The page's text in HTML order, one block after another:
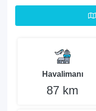
Havalimanı
87 km